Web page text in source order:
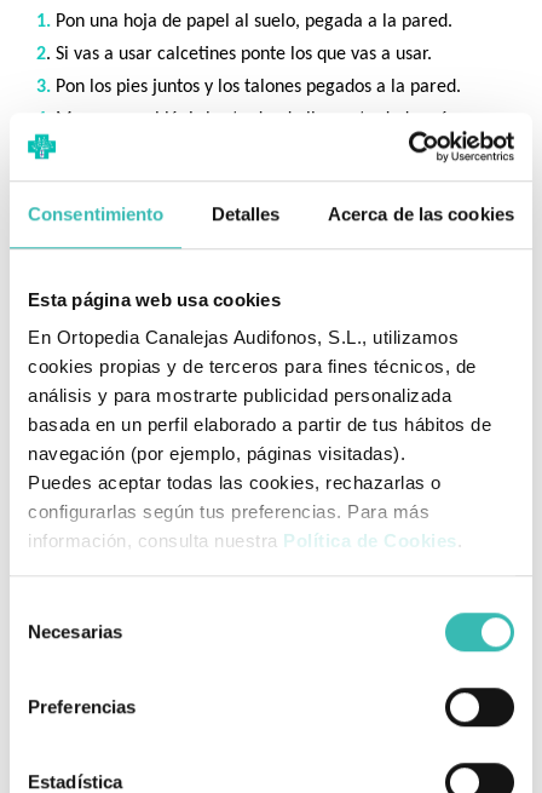
Consentimiento Detalles Acerca de las cookies
Esta página web usa cookies
En Ortopedia Canalejas Audifonos, S.L., utilizamos
cookies propias y de terceros para fines técnicos, de
análisis y para mostrarte publicidad personalizada
basada en un perfil elaborado a partir de tus hábitos de
navegación (por ejemplo, páginas visitadas).
Puedes aceptar todas las cookies, rechazarlas o
configurarlas según tus preferencias. Para más
información, consulta nuestra Política de Cookies .
Necesarias
Preferencias
Estadística
1. Pon una hoja de papel al suelo, pegada a la pared.
2. Si vas a usar calcetines ponte los que vas a usar.
3. Pon los pies juntos y los talones pegados a la pared.
4.
Marca con el lápiz hasta donde llegue tu dedo más
largo.
5.Mide la distancia desde el borde hasta la marca,súmale
0,7 cmy compruebe la talla en la tabla.
¿Como medir el perímetro
El peso del cuerpo debe distribuirse uniformemente en
2.Coloque la cinta métrica en la parte más ancha del
3. Ahora que ya sabe el perímetro metatarsal, puede elegir